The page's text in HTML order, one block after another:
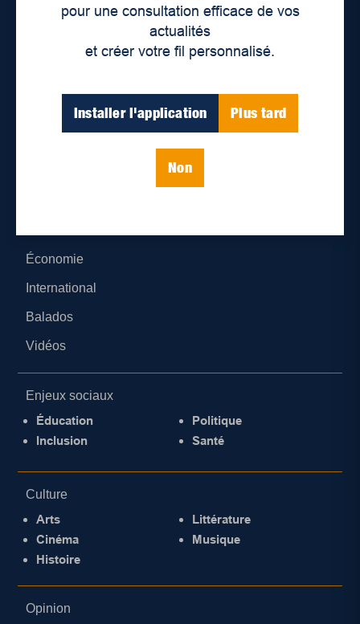
pour une consultation efficace de vos
actualités
et créer votre fil personnalisé.
Installer l'application Plus tard
Non
Lieux de distribution
Économie
International
Balados
Vidéos
Enjeux sociaux
Éducation
Inclusion
Politique
Santé
Culture
Arts
Cinéma
Histoire
Littérature
Musique
Opinion